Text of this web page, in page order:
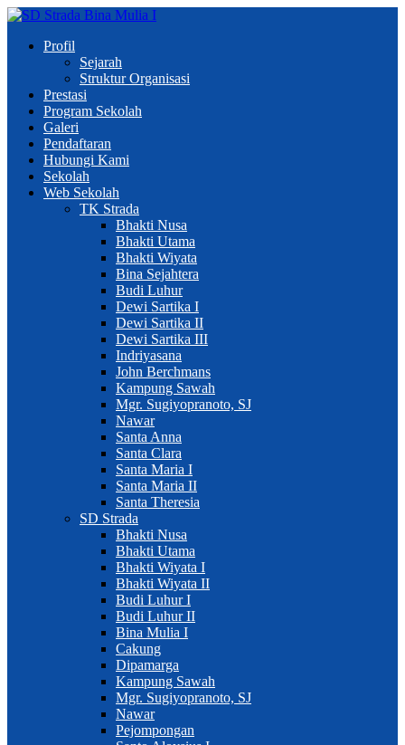
Profil
Sejarah
Struktur Organisasi
Prestasi
Program Sekolah
Galeri
Pendaftaran
Hubungi Kami
Sekolah
Web Sekolah
TK Strada
Bhakti Nusa
Bhakti Utama
Bhakti Wiyata
Bina Sejahtera
Budi Luhur
Dewi Sartika I
Dewi Sartika II
Dewi Sartika III
Indriyasana
John Berchmans
Kampung Sawah
Mgr. Sugiyopranoto, SJ
Nawar
Santa Anna
Santa Clara
Santa Maria I
Santa Maria II
Santa Theresia
SD Strada
Bhakti Nusa
Bhakti Utama
Bhakti Wiyata I
Bhakti Wiyata II
Budi Luhur I
Budi Luhur II
Bina Mulia I
Cakung
Dipamarga
Kampung Sawah
Mgr. Sugiyopranoto, SJ
Nawar
Pejompongan